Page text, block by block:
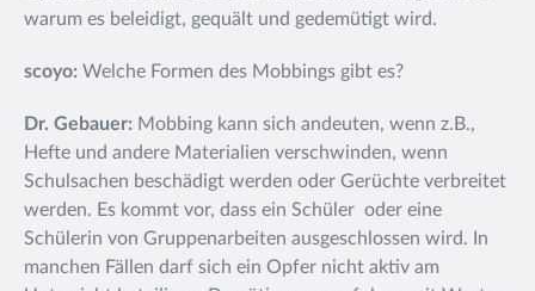
warum es beleidigt, gequält und gedemütigt wird.
scoyo: Welche Formen des Mobbings gibt es?
Dr. Gebauer: Mobbing kann sich andeuten, wenn z.B.,
Hefte und andere Materialien verschwinden, wenn
Schulsachen beschädigt werden oder Gerüchte verbreitet
werden. Es kommt vor, dass ein Schüler oder eine
Schülerin von Gruppenarbeiten ausgeschlossen wird. In
manchen Fällen darf sich ein Opfer nicht aktiv am